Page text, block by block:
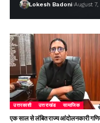
Lokesh Badoni August
उत्तरकाशी उत्तराखंड सामाजिक
एक साल से लंबित राज्य आंदोलनकारी